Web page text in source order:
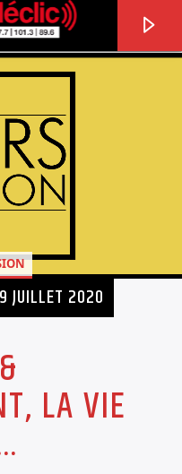
EN TERRES DE
JUILLET 2020
LA VIE